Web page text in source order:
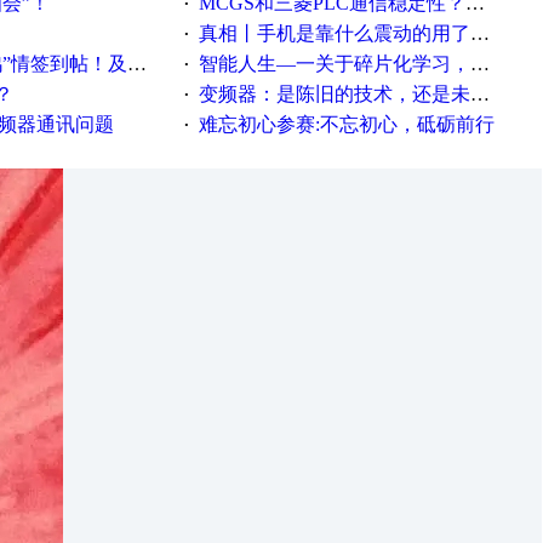
·
· 真相丨手机是靠什么震动的用了这么多年才知道！
时更新在线研讨会预告
·
智能人生—一关于碎片化学习，看这一篇就够了！
· 变频器：是陈旧的技术，还是未来的幕后英雄？
器通讯问题
· 难忘初心参赛:不忘初心，砥砺前行